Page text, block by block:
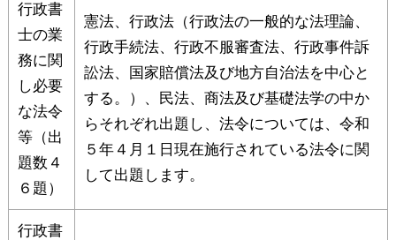
行政書
士の業
務に関
し必要
な法令
等（出
題数４
６題）
憲法、行政法（行政法の一般的な法理論、
行政手続法、行政不服審査法、行政事件訴
訟法、国家賠償法及び地方自治法を中心と
する。）、民法、商法及び基礎法学の中か
らそれぞれ出題し、法令については、令和
５年４月１日現在施行されている法令に関
して出題します。
行政書